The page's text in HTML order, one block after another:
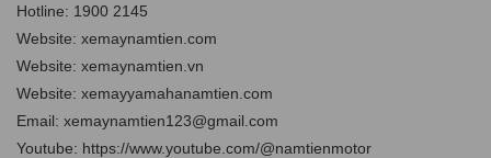
Hotline: 1900 2145
Website: xemaynamtien.com
Website: xemaynamtien.vn
Website: xemayyamahanamtien.com
Email: xemaynamtien123@gmail.com
Youtube: https://www.youtube.com/@namtienmotor